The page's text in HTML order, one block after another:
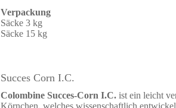
Verpackung
Säcke 3 kg
Säcke 15 kg
Succes Corn I.C.
Colombine Succes-Corn I.C. ist ein leicht
Körnchen, welches wissenschaftlich